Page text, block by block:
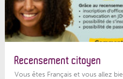
Recensement citoyen
Vous êtes Français et vous allez